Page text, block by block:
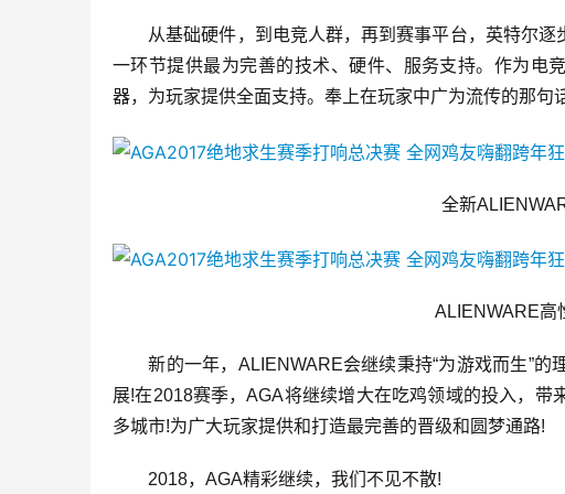
从基础硬件，到电竞人群，再到赛事平台，英特尔逐
一环节提供最为完善的技术、硬件、服务支持。作为电
器，为玩家提供全面支持。奉上在玩家中广为流传的那句
全新
ALIENWARE高
新的一年，ALIENWARE会继续秉持“为游戏而生”的
展!在2018赛季，AGA将继续增大在吃鸡领域的投入，
多城市!为广大玩家提供和打造最完善的晋级和圆梦通路!
2018，AGA精彩继续，我们不见不散!